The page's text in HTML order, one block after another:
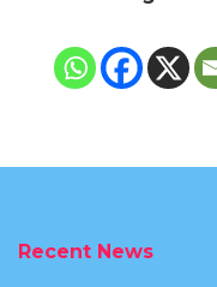
Recent News